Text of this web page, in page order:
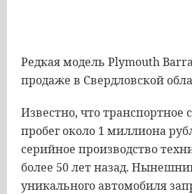
Редкая модель Plymouth
продаже в Свердловской
Известно, что транспортное
пробег около 1 миллиона
серийное производство
более 50 лет назад.
уникального автомобиля